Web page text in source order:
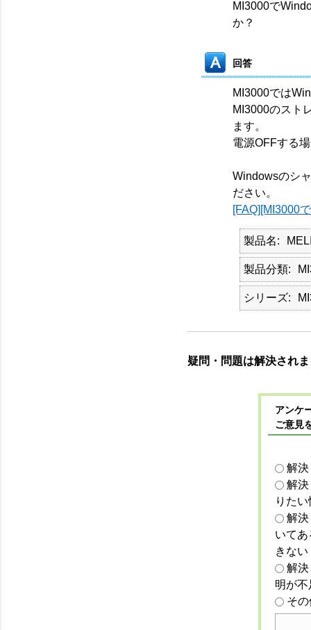
MI3000で
か？
回答
MI3000では
MI3000のスト
ます。
電源OFFする
Windowsのシ
ださい。
[FAQ][MI3000
製品名
製品分類
シリーズ
疑問・問題は解決され
アンケ
ご意見
解
解
りた
解
いて
きない
解
明が
そ